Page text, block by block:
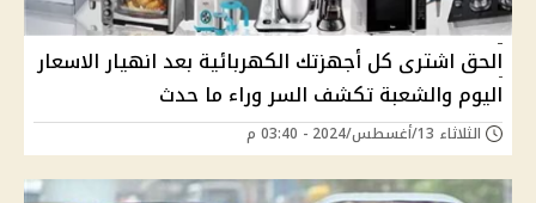
الحق اشترى كل أجهزتك الكهربائية بعد انهيار الاسعار
اليوم والشعبة تكشف السر وراء ما حدث
الثلاثاء 13/أغسطس/2024 - 03:40 م